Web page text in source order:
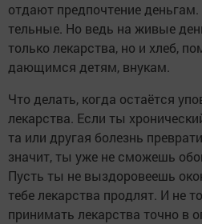
отдают предпочтение
тельные. Но ведь на жи­вые
только лекарства, но и хлеб,
дающимся детям, внукам.
Что делать, когда оста­ётся
лекарства. Если ты
та или другая бо­лезнь
значит, ты уже не сможешь
Пусть ты не вы­здоровеешь
тебе лекар­ства продлят. И не
при­нимать лекарства точно в